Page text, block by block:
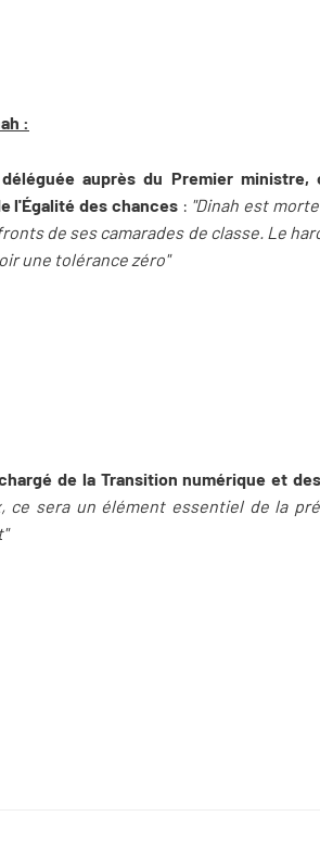
:
déléguée auprès du Premier
l'Égalité des chances : "Dinah est
de ses camarades de classe. Le
une tolérance zéro"
de la Transition numérique et
ce sera un élément essentiel de la